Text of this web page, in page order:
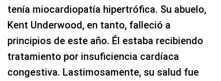
tenía miocardiopatía hipertrófica. Su abuelo,
Kent Underwood, en tanto, falleció a
principios de este año. Él estaba recibiendo
tratamiento por insuficiencia cardíaca
congestiva. Lastimosamente, su salud fue